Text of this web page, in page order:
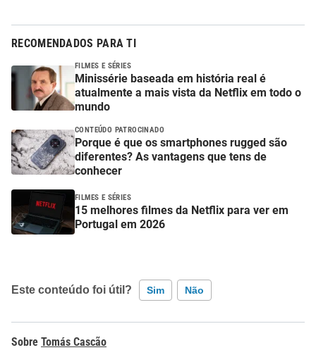
RECOMENDADOS PARA TI
FILMES E SÉRIES
Minissérie baseada em história real é
atualmente a mais vista da Netflix em todo o
mundo
CONTEÚDO PATROCINADO
Porque é que os smartphones rugged são
diferentes? As vantagens que tens de
conhecer
FILMES E SÉRIES
15 melhores filmes da Netflix para ver em
Portugal em 2026
Este conteúdo foi útil? Sim Não
Este conteúdo contém informação incorreta
Tomás Cascão